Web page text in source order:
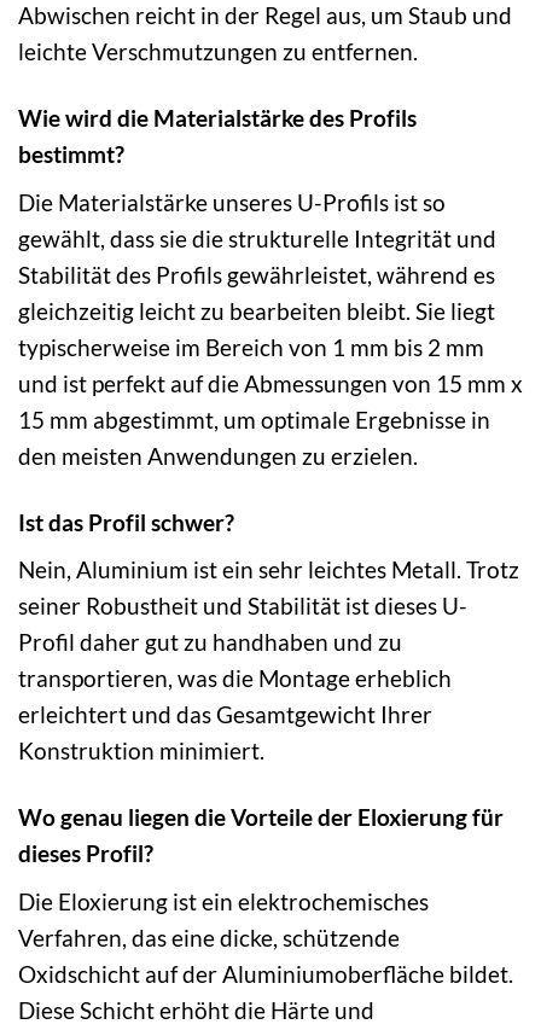
Abwischen reicht in der Regel aus, um Staub und
leichte Verschmutzungen zu entfernen.
Wie wird die Materialstärke des Profils
bestimmt?
Die Materialstärke unseres U-Profils ist so
gewählt, dass sie die strukturelle Integrität und
Stabilität des Profils gewährleistet, während es
gleichzeitig leicht zu bearbeiten bleibt. Sie liegt
typischerweise im Bereich von 1 mm bis 2 mm
und ist perfekt auf die Abmessungen von 15 mm x
15 mm abgestimmt, um optimale Ergebnisse in
den meisten Anwendungen zu erzielen.
Ist das Profil schwer?
Nein, Aluminium ist ein sehr leichtes Metall. Trotz
seiner Robustheit und Stabilität ist dieses U-
Profil daher gut zu handhaben und zu
transportieren, was die Montage erheblich
erleichtert und das Gesamtgewicht Ihrer
Konstruktion minimiert.
Wo genau liegen die Vorteile der Eloxierung für
dieses Profil?
Die Eloxierung ist ein elektrochemisches
Verfahren, das eine dicke, schützende
Oxidschicht auf der Aluminiumoberfläche bildet.
Diese Schicht erhöht die Härte und